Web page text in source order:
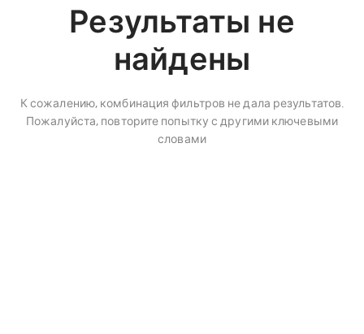
Результаты не
найдены
К сожалению, комбинация фильтров не дала результатов.
Пожалуйста, повторите попытку с другими ключевыми
словами